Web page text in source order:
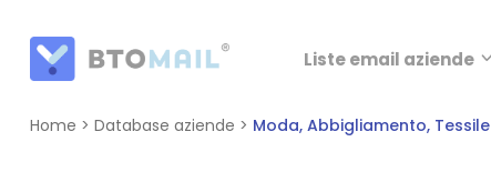
Liste email aziende
Home > Database aziende > Moda, Abbigliamento, Tessile